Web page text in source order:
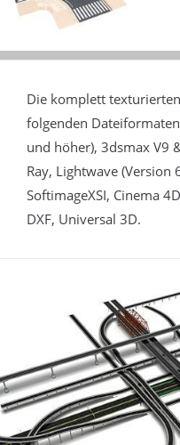
Die komplett
folgenden
und höher), 3dsmax V9
Ray, Lightwave (Version
SoftimageXSI, Cinema
DXF, Universal 3D.